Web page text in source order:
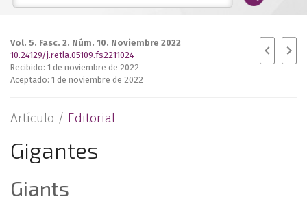
Vol. 5. Fasc. 2. Núm. 10. Noviembre 2022
10.24129/j.retla.05109.fs2211024
Recibido: 1 de noviembre de 2022
Aceptado: 1 de noviembre de 2022
Artículo / Editorial
Gigantes
Giants